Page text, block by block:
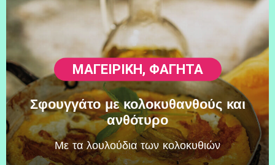
ΜΑΓΕΙΡΙΚΗ, ΦΑΓΗΤΆ
Σφουγγάτο με κολοκυθανθούς και
ανθότυρο
Mε τα λουλούδια των κολοκυθιών